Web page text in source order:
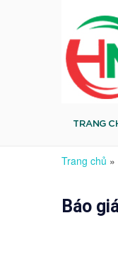
TRANG
Trang chủ »
Báo